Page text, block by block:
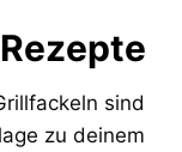
sind
zu deinem